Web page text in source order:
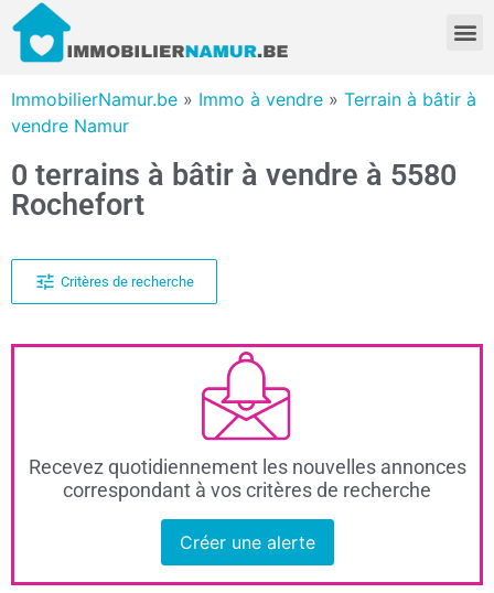
ImmobilierNamur.be » Immo à vendre » Terrain à bâtir à
vendre Namur
0 terrains à bâtir à vendre à 5580
Rochefort
Critères de recherche
Recevez quotidiennement les nouvelles annonces
correspondant à vos critères de recherche
Créer une alerte